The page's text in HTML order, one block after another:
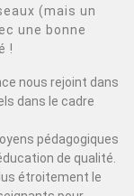
(mais un
une bonne
!
nous rejoint dans
dans le cadre
pédagogiques
de qualité.
étroitement le